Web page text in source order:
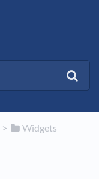
​ > ​ ​Widgets